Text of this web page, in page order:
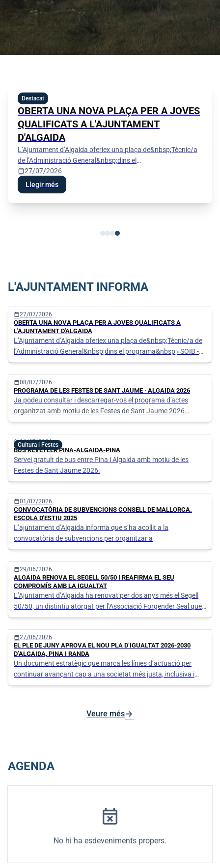
Destacat
OBERTA UNA NOVA PLAÇA PER A JOVES
QUALIFICATS A L'AJUNTAMENT
D'ALGAIDA
L’Ajuntament d’Algaida oferiex una plaça de&nbsp;Tècnic/a
de l’Administració General&nbsp;dins el
programa&nbsp;«SOIB - Oportunitats d’Ocupació per a
Persones Joves Qualifi
calendar_today27/07/2026
Llegir més
L'AJUNTAMENT INFORMA
calendar_today27/07/2026
OBERTA UNA NOVA PLAÇA PER A JOVES QUALIFICATS A
L'AJUNTAMENT D'ALGAIDA
L’Ajuntament d’Algaida oferiex una plaça de&nbsp;Tècnic/a de
l’Administració General&nbsp;dins el programa&nbsp;«SOIB -
Oportunitats d’Ocupació per a Persones Joves Qualifi
calendar_today08/07/2026
PROGRAMA DE LES FESTES DE SANT JAUME · ALGAIDA 2026
Ja podeu consultar i descarregar-vos el programa d'actes
organitzat amb motiu de les Festes de Sant Jaume 2026
d'Algaida.
Cultura i Festes
calendar_today06/07/2026
BUS REVETLER PINA-ALGAIDA-PINA
Servei gratuït de bus entre Pina i Algaida amb motiu de les
Festes de Sant Jaume 2026.
calendar_today01/07/2026
CONVOCATÒRIA DE SUBVENCIONS CONSELL DE MALLORCA.
ESCOLA D'ESTIU 2025
L’ajuntament d’Algaida informa que s’ha acollit a la
convocatòria de subvencions per organitzar a
calendar_today29/06/2026
ALGAIDA RENOVA EL SEGELL 50/50 I REAFIRMA EL SEU
COMPROMÍS AMB LA IGUALTAT
L’Ajuntament d’Algaida ha renovat per dos anys més el Segell
50/50, un distintiu atorgat per l’Associació Forgender Seal que
reconeix les institucions que treballen activament per assolir la
paritat entre dones i homes en l’àmbit polític, social i
organitzatiu.
calendar_today27/06/2026
EL PLE DE JUNY APROVA EL NOU PLA D’IGUALTAT 2026-2030
D’ALGAIDA, PINA I RANDA
Un document estratègic que marca les línies d’actuació per
continuar avançant cap a una societat més justa, inclusiva i
equitativa als nuclis d’Algaida, Pina i Randa.
Veure mésarrow_forward
AGENDA
event_busy
No hi ha esdeveniments propers.